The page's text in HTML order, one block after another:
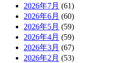
2026年7月 (61)
2026年6月 (60)
2026年5月 (59)
2026年4月 (59)
2026年3月 (67)
2026年2月 (53)